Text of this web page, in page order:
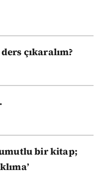
çıkaralım?
bir kitap;